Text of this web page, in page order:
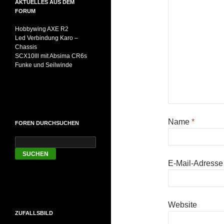
Name *
E-Mail-
Website
AKTUELLES AUS DEM
FORUM
Hobbywing AXE R2
Led Verbindung Karo –
Chassis
SCX10lll mit Absima CR6s
Funke und Seilwinde
FOREN DURCHSUCHEN
ZUFALLSBILD